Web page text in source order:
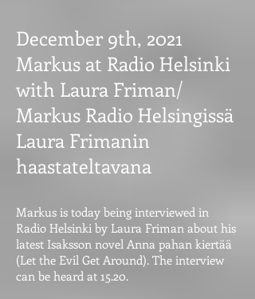
December 9th, 2021
Markus at Radio Helsinki
with Laura Friman/
Markus Radio Helsingissä
Laura Frimanin
haastateltavana
Markus is today being interviewed in
Radio Helsinki by Laura Friman about his
latest Isaksson novel Anna pahan kiertää
(Let the Evil Get Around). The interview
can be heard at 15.20.